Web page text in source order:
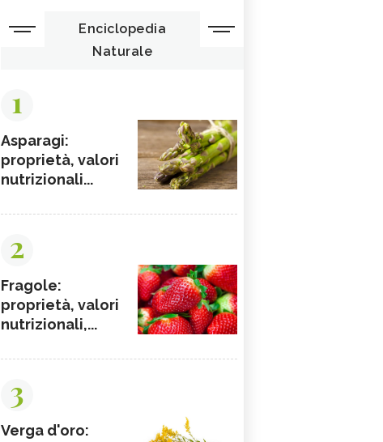
Enciclopedia
Naturale
1
Asparagi:
proprietà, valori
nutrizionali...
2
Fragole:
proprietà, valori
nutrizionali,...
3
Verga d'oro: